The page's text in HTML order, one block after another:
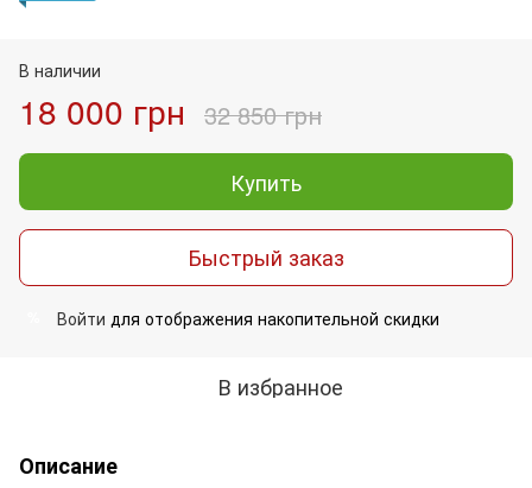
В наличии
18 000 грн 32 850 грн
Купить
Быстрый заказ
Войти для отображения накопительной скидки
В избранное
Описание